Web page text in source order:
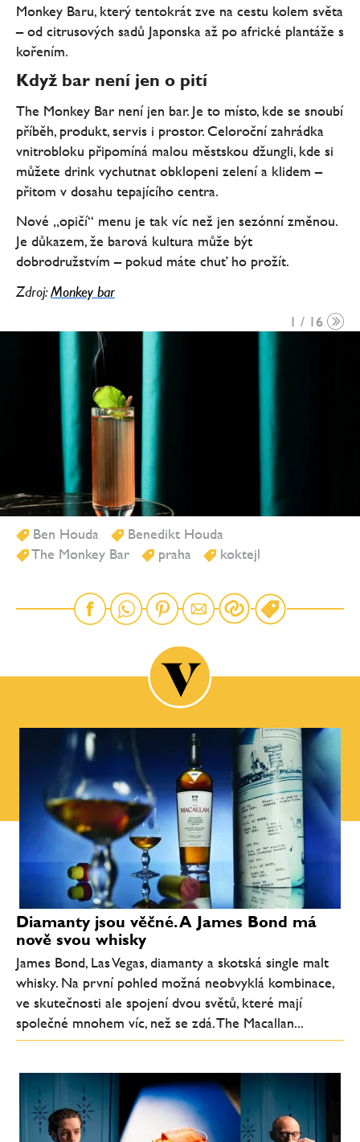
Monkey Baru, který tentokrát zve na cestu kolem světa
– od citrusových sadů Japonska až po africké plantáže s
kořením.
Když bar není jen o pití
The Monkey Bar není jen bar. Je to místo, kde se snoubí
příběh, produkt, servis i prostor. Celoroční zahrádka
vnitrobloku připomíná malou městskou džungli, kde si
můžete drink vychutnat obklopeni zelení a klidem –
přitom v dosahu tepajícího centra.
Nové „opičí“ menu je tak víc než jen sezónní změnou.
Je důkazem, že barová kultura může být
dobrodružstvím – pokud máte chuť ho prožít.
Zdroj:Monkey bar
1 / 16
Ben Houda
Benedikt Houda
The Monkey Bar
praha koktejl
Diamanty jsou věčné. A James Bond má
nově svou whisky
James Bond, Las Vegas, diamanty a skotská single malt
whisky. Na první pohled možná neobvyklá kombinace,
ve skutečnosti ale spojení dvou světů, které mají
společné mnohem víc, než se zdá. The Macallan...